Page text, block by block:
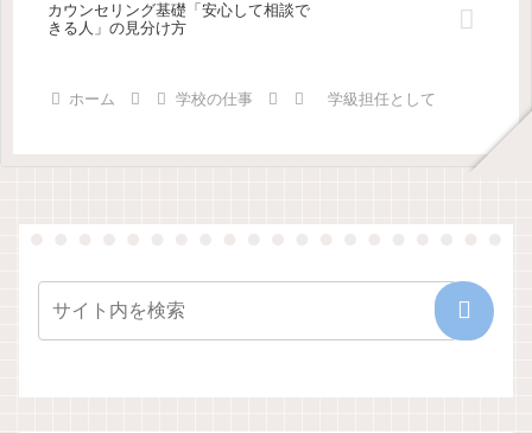
カウンセリング基礎「安心して相談で
きる人」の見分け方
ホーム 学校の仕事 学級担任として